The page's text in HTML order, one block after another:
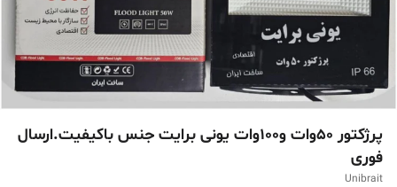
پرژکتور 50وات و100وات یونی برایت جنس باکیفیت.ارسال
فوری
Unibrait